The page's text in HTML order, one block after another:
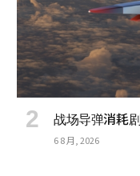
战场导弹消耗
6 8 月, 2026